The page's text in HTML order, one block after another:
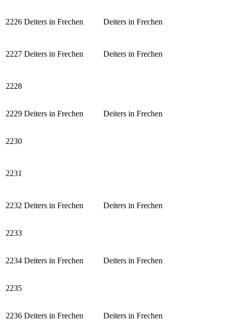
2226 Deiters in Frechen Deiters in Frechen
2227 Deiters in Frechen Deiters in Frechen
2228
2229 Deiters in Frechen Deiters in Frechen
2230
2231
2232 Deiters in Frechen Deiters in Frechen
2233
2234 Deiters in Frechen Deiters in Frechen
2235
2236 Deiters in Frechen Deiters in Frechen